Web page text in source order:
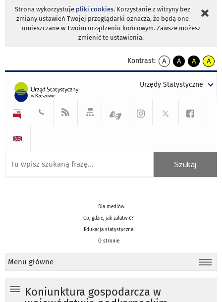
Strona wykorzystuje pliki cookies. Korzystanie z witryny bez
zmiany ustawień Twojej przeglądarki oznacza, że będą one
umieszczane w Twoim urządzeniu końcowym. Zawsze możesz
zmienić te ustawienia.
Kontrast:
A
kontrast
A
kontrast
tekst
czarnym
A
kontrast
tekst
czarnym
A
tekst
żółtym
Urzędy Statystyczne
Dla mediów
Co, gdzie, jak załatwić?
Edukacja statystyczna
O stronie
Menu główne
Koniunktura gospodarcza w